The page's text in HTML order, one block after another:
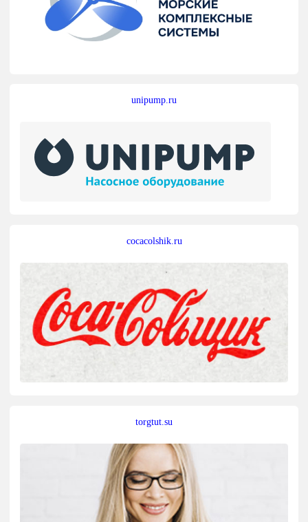
unipump.ru
cocacolshik.ru
torgtut.su